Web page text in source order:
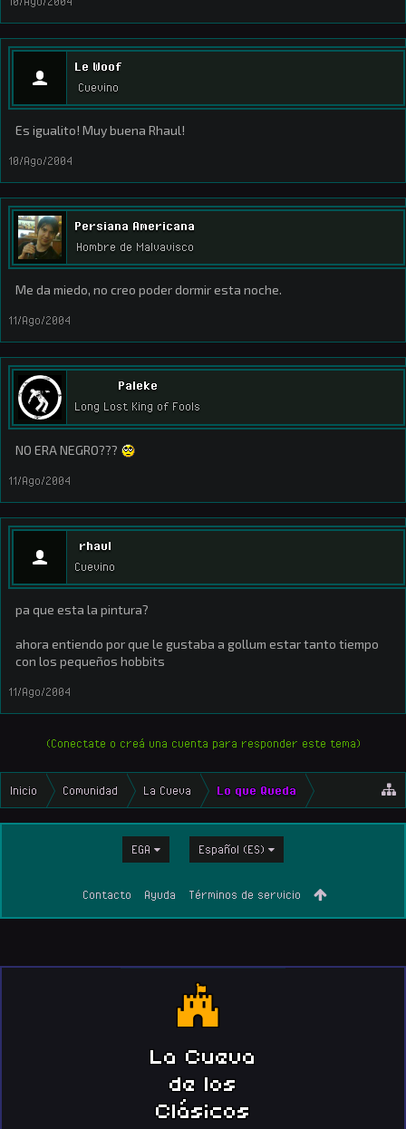
Le Woof
Cuevino
Es igualito! Muy buena Rhaul!
10/Ago/2004
Persiana Americana
Hombre de Malvavisco
Me da miedo, no creo poder dormir esta noche.
11/Ago/2004
Paleke
Long Lost King of Fools
NO ERA NEGRO???
11/Ago/2004
rhaul
Cuevino
pa que esta la pintura?
ahora entiendo por que le gustaba a gollum estar tanto tiempo
con los pequeños hobbits
11/Ago/2004
(Conectate o creá una cuenta para responder este tema)
Inicio Comunidad La Cueva Lo que Queda
EGA Español (ES)
Contacto Ayuda Términos de servicio
La Cueva
de los
Clásicos